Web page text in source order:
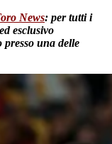
News: per tutti i
esclusivo
una delle